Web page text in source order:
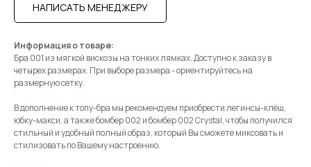
НАПИСАТЬ МЕНЕДЖЕРУ
Информация о товаре:
Бра 001 из мягкой вискозы на тонких лямках. Доступно к заказу в
четырех размерах. При выборе размера - ориентируйтесь на
размерную сетку.
В дополнение к топу-бра мы рекомендуем приобрести легинсы-клёш,
юбку-макси, а также бомбер 002 и бомбер 002 Crystal, чтобы получился
стильный и удобный полный образ, который Вы сможете миксовать и
стилизовать по Вашему настроению.